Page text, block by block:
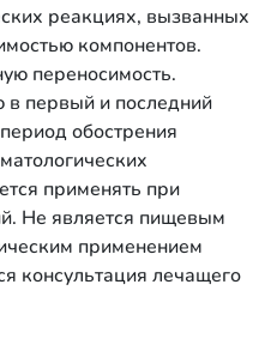
реакциях, вызванных
компонентов.
переносимость.
в первый и последний
обострения
применять при
Не является пищевым
применением
консультация лечащего